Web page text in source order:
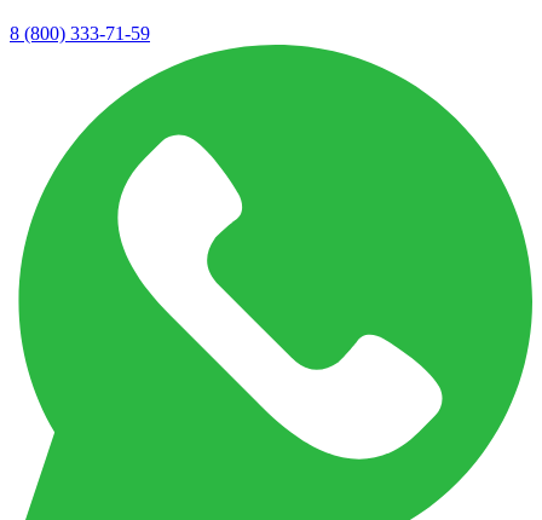
8 (800) 333-71-59